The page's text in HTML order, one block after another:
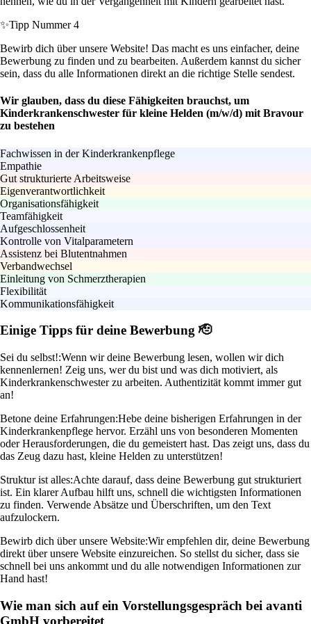
✨Tipp Nummer 4
Bewirb dich über unsere Website! Das macht es uns einfacher, deine
Bewerbung zu finden und zu bearbeiten. Außerdem kannst du sicher
sein, dass du alle Informationen direkt an die richtige Stelle sendest.
Wir glauben, dass du diese Fähigkeiten brauchst, um
Kinderkrankenschwester für kleine Helden (m/w/d) mit Bravour
zu bestehen
Fachwissen in der Kinderkrankenpflege
Empathie
Gut strukturierte Arbeitsweise
Eigenverantwortlichkeit
Organisationsfähigkeit
Teamfähigkeit
Aufgeschlossenheit
Kontrolle von Vitalparametern
Assistenz bei Blutentnahmen
Verbandwechsel
Einleitung von Schmerztherapien
Flexibilität
Kommunikationsfähigkeit
Einige Tipps für deine Bewerbung 🫡
Sei du selbst!:Wenn wir deine Bewerbung lesen, wollen wir dich
kennenlernen! Zeig uns, wer du bist und was dich motiviert, als
Kinderkrankenschwester zu arbeiten. Authentizität kommt immer gut
an!
Betone deine Erfahrungen:Hebe deine bisherigen Erfahrungen in der
Kinderkrankenpflege hervor. Erzähl uns von besonderen Momenten
oder Herausforderungen, die du gemeistert hast. Das zeigt uns, dass du
das Zeug dazu hast, kleine Helden zu unterstützen!
Struktur ist alles:Achte darauf, dass deine Bewerbung gut strukturiert
ist. Ein klarer Aufbau hilft uns, schnell die wichtigsten Informationen
zu finden. Verwende Absätze und Überschriften, um den Text
aufzulockern.
Bewirb dich über unsere Website:Wir empfehlen dir, deine Bewerbung
direkt über unsere Website einzureichen. So stellst du sicher, dass sie
schnell bei uns ankommt und du alle notwendigen Informationen zur
Hand hast!
Wie man sich auf ein Vorstellungsgespräch bei avanti
GmbH vorbereitet